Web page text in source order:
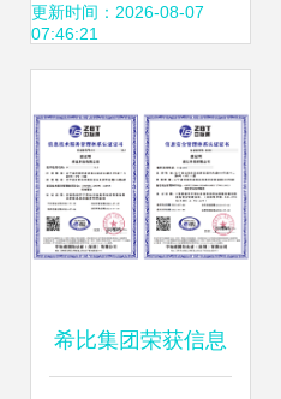
条件与技术服务概
更新时间：2026-08-07
07:46:21
希比集团荣获信息